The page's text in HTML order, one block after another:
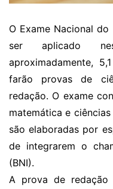
O Exame Nacional
ser aplicado
aproximadamente,
farão provas de
redação. O exame
matemática e
são elaboradas por
de integrarem o
(BNI).
A prova de